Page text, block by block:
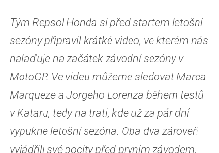
Tým Repsol Honda si před startem letošní
sezóny připravil krátké video, ve kterém nás
nalaďuje na začátek závodní sezóny v
MotoGP. Ve videu můžeme sledovat Marca
Marqueze a Jorgeho Lorenza během testů
v Kataru, tedy na trati, kde už za pár dní
vypukne letošní sezóna. Oba dva zároveň
vyjádřili své pocity před prvním závodem.